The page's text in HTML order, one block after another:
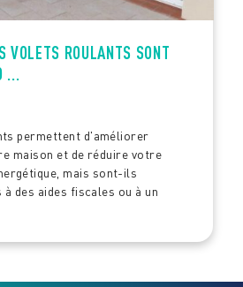
VOLETS ROULANTS SONT
...
permettent d'améliorer
maison et de réduire votre
mais sont-ils
des aides fiscales ou à un